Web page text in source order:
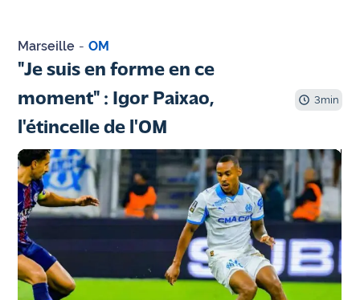
Martigues
de Berre
Marseille
- Aix
OM
Agenda
Faits
divers
Marseille - OM
"Je suis en forme en ce
moment" : Igor Paixao,
l'étincelle de l'OM
3min